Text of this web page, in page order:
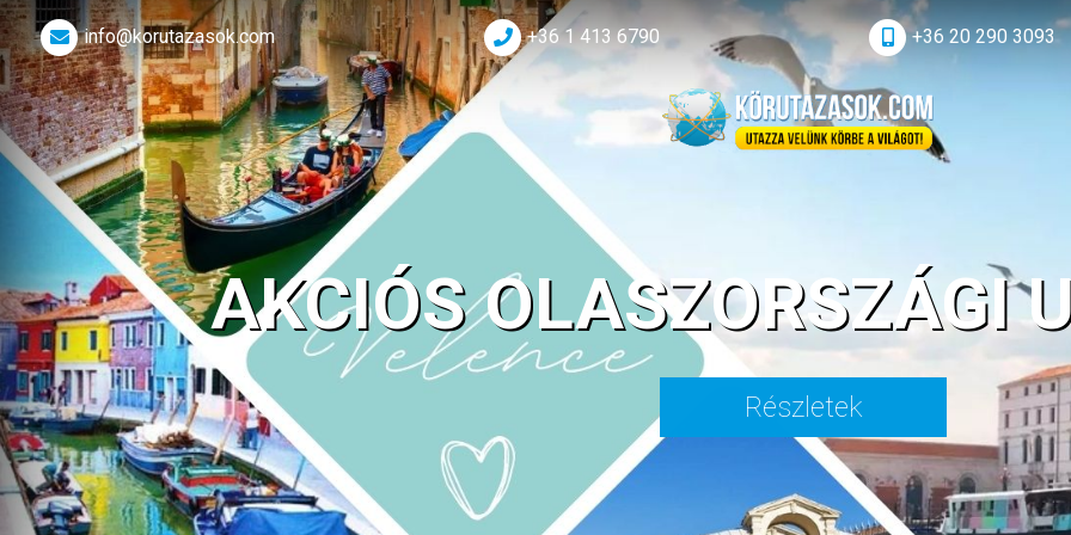
info@korutazasok.com +36 1 413 6790 +36 20 290 3093